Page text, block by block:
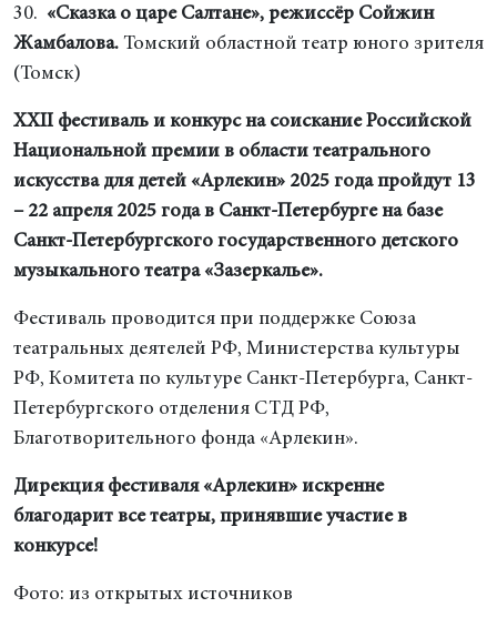
30. «Сказка о царе Салтане», режиссёр Сойжин
Жамбалова. Томский областной театр юного зрителя
(Томск)
XXII фестиваль и конкурс на соискание Российской
Национальной премии в области театрального
искусства для детей «Арлекин» 2025 года пройдут 13
– 22 апреля 2025 года в Санкт-Петербурге на базе
Санкт-Петербургского государственного детского
музыкального театра «Зазеркалье».
Фестиваль проводится при поддержке Союза
театральных деятелей РФ, Министерства культуры
РФ, Комитета по культуре Санкт-Петербурга, Санкт-
Петербургского отделения СТД РФ,
Благотворительного фонда «Арлекин».
Дирекция фестиваля «Арлекин» искренне
благодарит все театры, принявшие участие в
конкурсе!
Фото: из открытых источников